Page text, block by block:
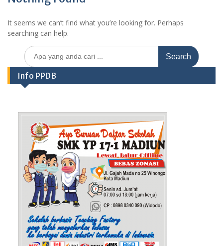
It seems we can’t find what you’re looking for. Perhaps
searching can help.
Search
for:
Info PPDB